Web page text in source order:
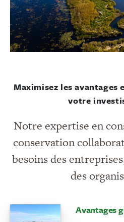
Maximisez les avantages
votre
Notre expertise en
conservation
besoins des
des
Avantages